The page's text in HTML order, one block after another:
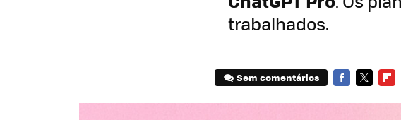
trabalhados.
Sem comentários